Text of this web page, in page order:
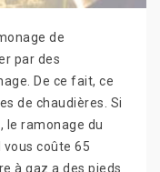
de
par des
De ce fait, ce
de chaudières. Si
le ramonage du
coûte 65
à gaz a des pieds